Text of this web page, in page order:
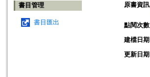
書目管理
書目匯出
原書資訊
點閱次數
建檔日期
更新日期